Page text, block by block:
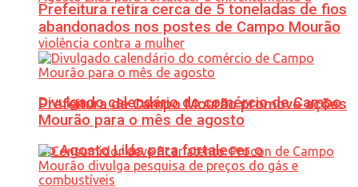
Prefeitura de Campo Mourão promove ações
do Agosto Lilás para fortalecer o
Prefeitura retira cerca de 5 toneladas de fios
abandonados nos postes de Campo Mourão
Divulgado calendário do comércio de Campo
Mourão para o mês de agosto